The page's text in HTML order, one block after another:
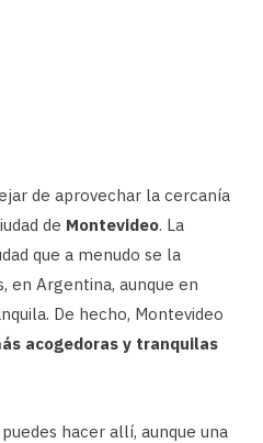
de aprovechar la cercanía
de Montevideo. La
que a menudo se la
en Argentina, aunque en
De hecho, Montevideo
acogedoras y tranquilas
hacer allí, aunque una